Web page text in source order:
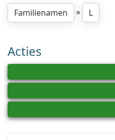
Familienamen
» L
Acties